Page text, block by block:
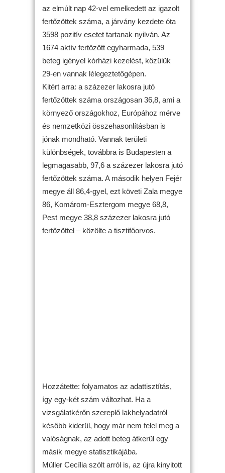
az elmúlt nap 42-vel emelkedett az igazolt
fertőzöttek száma, a járvány kezdete óta
3598 pozitív esetet tartanak nyilván. Az
1674 aktív fertőzött egyharmada, 539
beteg igényel kórházi kezelést, közülük
29-en vannak lélegeztetőgépen.
Kitért arra: a százezer lakosra jutó
fertőzöttek száma országosan 36,8, ami a
környező országokhoz, Európához mérve
és nemzetközi összehasonlításban is
jónak mondható. Vannak területi
különbségek, továbbra is Budapesten a
legmagasabb, 97,6 a százezer lakosra jutó
fertőzöttek száma. A második helyen Fejér
megye áll 86,4-gyel, ezt követi Zala megye
86, Komárom-Esztergom megye 68,8,
Pest megye 38,8 százezer lakosra jutó
fertőzöttel – közölte a tisztifőorvos.
Hozzátette: folyamatos az adattisztítás,
így egy-két szám változhat. Ha a
vizsgálatkérőn szereplő lakhelyadatról
később kiderül, hogy már nem felel meg a
valóságnak, az adott beteg átkerül egy
másik megye statisztikájába.
Müller Cecília szólt arról is, az újra kinyitott